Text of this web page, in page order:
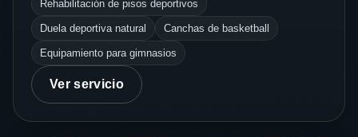
Rehabilitación de pisos deportivos
Duela deportiva natural Canchas de basketball
Equipamiento para gimnasios
Ver servicio